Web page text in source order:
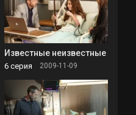
Известные неизвестные
6 серия 2009-11-09